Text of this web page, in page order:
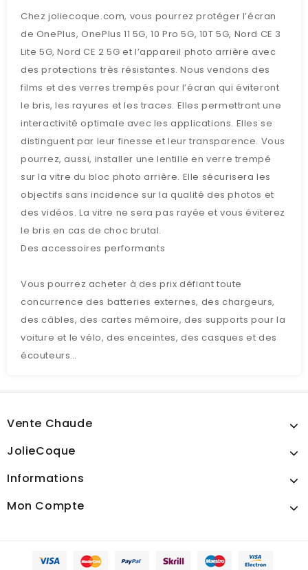
Chez joliecoque.com, vous pourrez protéger l’écran
de OnePlus, OnePlus 11 5G, 10 Pro 5G, 10T 5G, Nord CE 3
Lite 5G, Nord CE 2 5G et l’appareil photo arrière avec
des protections très résistantes. Nous vendons des
films et des verres trempés pour l’écran qui éviteront
le bris, les rayures et les traces. Elles permettront une
interactivité optimale avec les applications. Elles se
distinguent par leur finesse et leur transparence. Vous
pourrez, aussi, installer une lentille en verre trempé
sur la vitre du bloc photo arrière. Elle sécurisera les
objectifs sans incidence sur la qualité des photos et
des vidéos. La vitre ne sera pas rayée et vous éviterez
le bris en cas de choc brutal.
Des accessoires performants
Vous pourrez acheter à des prix défiant toute
concurrence des batteries externes, des chargeurs,
des câbles, des cartes mémoire, des supports pour la
voiture et le vélo, des enceintes, des casques et des
écouteurs…
Vente Chaude
JolieCoque
Informations
Mon Compte